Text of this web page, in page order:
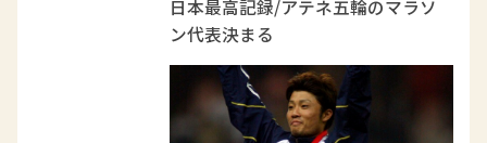
日本最高記録/アテネ五輪のマラソ
ン代表決まる